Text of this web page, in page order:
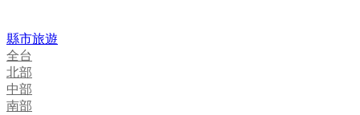
縣市旅遊
全台
北部
中部
南部